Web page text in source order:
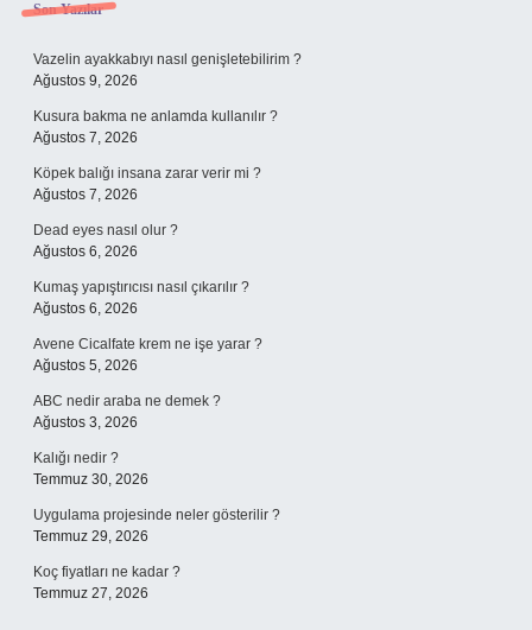
Sidebar
Son Yazılar
Vazelin ayakkabıyı nasıl genişletebilirim ?
Ağustos 9, 2026
Kusura bakma ne anlamda kullanılır ?
Ağustos 7, 2026
Köpek balığı insana zarar verir mi ?
Ağustos 7, 2026
Dead eyes nasıl olur ?
Ağustos 6, 2026
Kumaş yapıştırıcısı nasıl çıkarılır ?
Ağustos 6, 2026
Avene Cicalfate krem ne işe yarar ?
Ağustos 5, 2026
ABC nedir araba ne demek ?
Ağustos 3, 2026
Kalığı nedir ?
Temmuz 30, 2026
Uygulama projesinde neler gösterilir ?
Temmuz 29, 2026
Koç fiyatları ne kadar ?
Temmuz 27, 2026